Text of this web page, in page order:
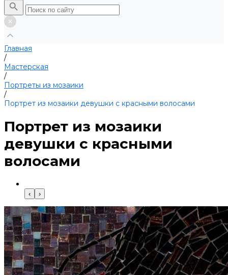
Главная
/
Мастерская
/
Портреты из мозаики
/
Портрет из мозаики девушки с красными волосами
Портрет из мозаики
девушки с красными
волосами
‹ ›